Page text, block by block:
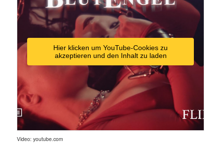
Hier klicken um YouTube-Cookies zu
akzeptieren und den Inhalt zu laden
Video: youtube.com